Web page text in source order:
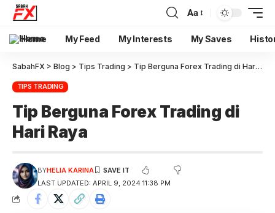
Aa
Home My Feed My Interests My Saves
SabahFX > Blog > Tips Trading > Tip Berguna Forex Trading di Hari Raya
TIPS TRADING
Tip Berguna Forex Trading di
Hari Raya
LAST UPDATED: APRIL 9, 2024 11:38 PM
BYHELIA KARINA